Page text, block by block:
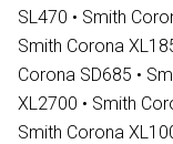
SL470 • Smith
Smith Corona
Corona SD685 •
XL2700 • Smith
Smith Corona